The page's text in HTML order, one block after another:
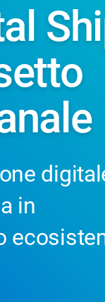
in